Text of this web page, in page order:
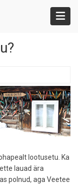
lootusetu. Ka
lauad ära
polnud, aga Veetee